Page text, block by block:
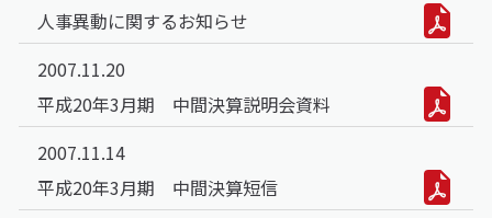
人事異動に関するお知らせ
2007.11.20
平成20年3月期 中間決算説明会資料
2007.11.14
平成20年3月期 中間決算短信